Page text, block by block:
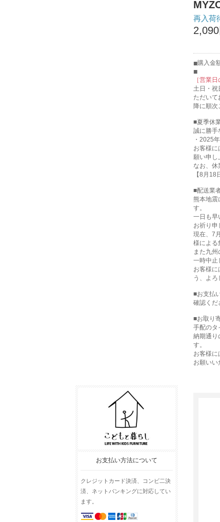
お支払い方法について
クレジットカード決済、コンビ二決
済、ネットバンキングに対応してい
ます。
再入荷
購入金
［営業
土日・祝
ただいて
降に順次
■夏季休
誠に勝手
・2025
お客様に
願い申し
なお、休
【8月18
■配送業
熊本地震
す。
一日も早
お祈り申
現在、7
様による
また九
一時中止
お客様に
う、よろ
■お支払
確認くだ
■お取り
手配のタ
納期通り
す。
お客様に
お願いい